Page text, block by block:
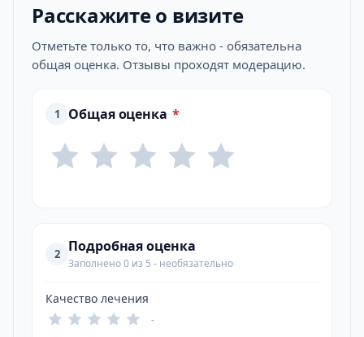
Расскажите о визите
Отметьте только то, что важно - обязательна
общая оценка. Отзывы проходят модерацию.
1 Общая оценка *
2 Подробная оценка
Заполнено 0 из 5 - необязательно
Качество лечения
-